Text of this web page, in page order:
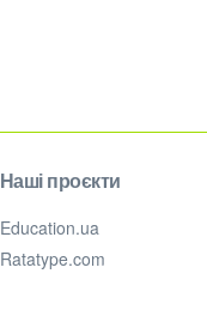
Наші проєкти
Education.ua
Ratatype.com